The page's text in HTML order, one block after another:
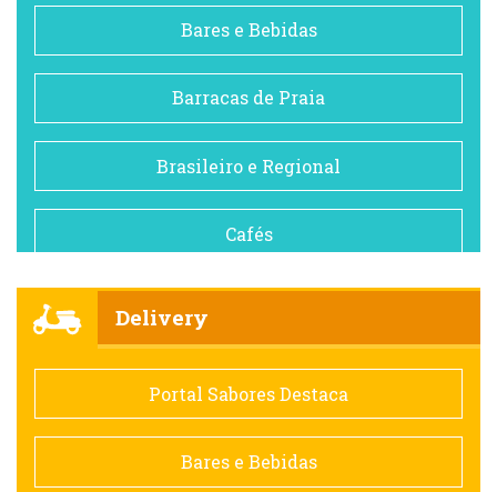
Bares e Bebidas
Barracas de Praia
Brasileiro e Regional
Cafés
Comida saudável
Contemporânea
Delivery
Portal Sabores Destaca
Bares e Bebidas